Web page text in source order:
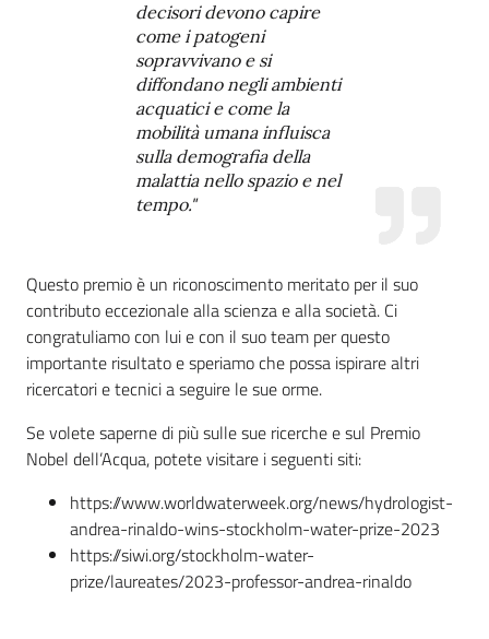
decisori devono capire
come i patogeni
sopravvivano e si
diffondano negli ambienti
acquatici e come la
mobilità umana influisca
sulla demografia della
malattia nello spazio e nel
tempo."
Questo premio è un riconoscimento meritato per il suo
contributo eccezionale alla scienza e alla società. Ci
congratuliamo con lui e con il suo team per questo
importante risultato e speriamo che possa ispirare altri
ricercatori e tecnici a seguire le sue orme.
Se volete saperne di più sulle sue ricerche e sul Premio
Nobel dell’Acqua, potete visitare i seguenti siti:
https://www.worldwaterweek.org/news/hydrologist-
andrea-rinaldo-wins-stockholm-water-prize-2023
https://siwi.org/stockholm-water-
prize/laureates/2023-professor-andrea-rinaldo